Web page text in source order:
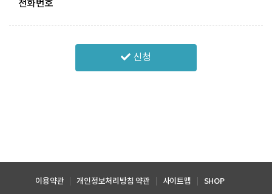
전화번호
신청
이용약관 개인정보처리방침 약관 사이트맵 SHOP